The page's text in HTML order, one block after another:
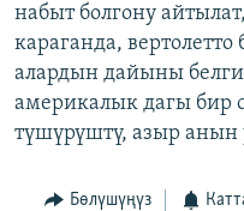
набыт болгону
караганда,
алардын дайыны
америкалык дагы бир
түшүрүштү, азыр анын
Бөлүшүңүз